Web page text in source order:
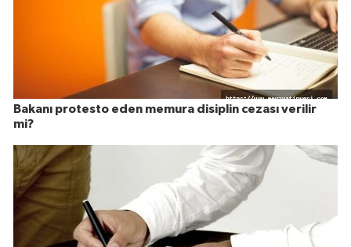
Bakanı protesto eden memura disiplin cezası verilir
mi?